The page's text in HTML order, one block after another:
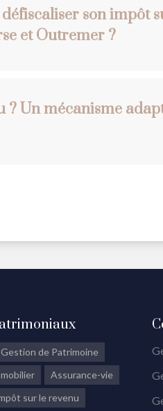
son impôt
et Outremer ?
? Un mécanisme
de Patrimoine
Assurance-vie
sur le revenu